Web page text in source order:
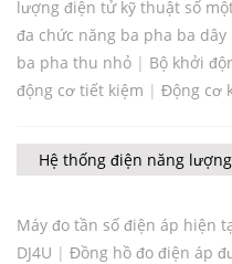
lượng điện tử kỹ thuật số
đa chức năng ba pha ba dây
ba pha thu nhỏ | Bộ khởi
động cơ tiết kiệm | Động cơ
Hệ thống điện năng lượng
Máy đo tần số điện áp hiện
DJ4U | Đồng hồ đo điện áp